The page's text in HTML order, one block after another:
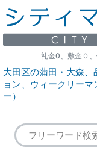
礼金0、敷金０
大田区の蒲田・大森
ョン、ウィークリー
ー）